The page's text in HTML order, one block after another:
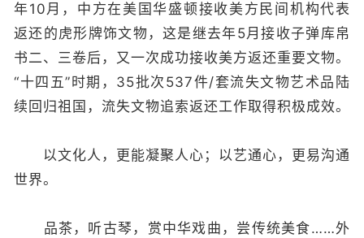
年10月，中方在美国华盛顿接收美方民间机构代表
返还的虎形牌饰文物，这是继去年5月接收子弹库帛
书二、三卷后，又一次成功接收美方返还重要文物。
“十四五”时期，35批次537件/套流失文物艺术品陆
续回归祖国，流失文物追索返还工作取得积极成效。
以文化人，更能凝聚人心；以艺通心，更易沟通
世界。
品茶，听古琴，赏中华戏曲，尝传统美食……外